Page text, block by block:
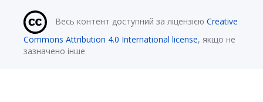
Весь контент доступний за ліцензією Creative
Commons Attribution 4.0 International license, якщо не
зазначено інше